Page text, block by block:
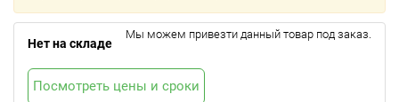
Нет на складе
Мы можем привезти данный товар под заказ.
Посмотреть цены и сроки